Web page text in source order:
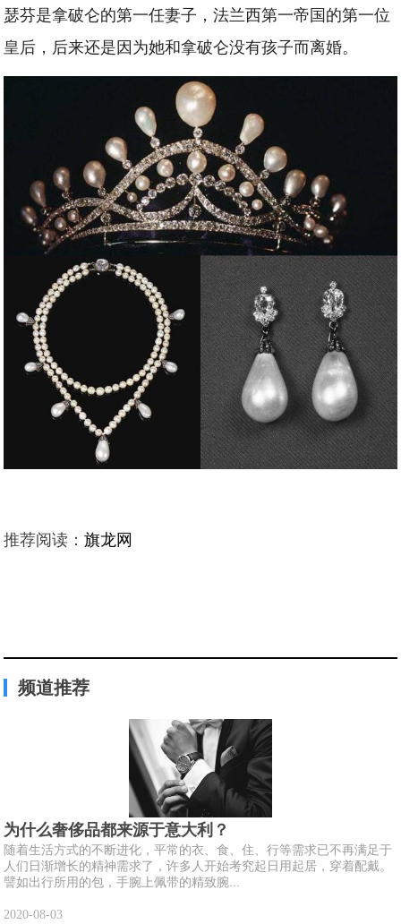
瑟芬是拿破仑的第一任妻子，法兰西第一帝国的第一位
皇后，后来还是因为她和拿破仑没有孩子而离婚。
推荐阅读：旗龙网
频道推荐
为什么奢侈品都来源于意大利？
随着生活方式的不断进化，平常的衣、食、住、行等需求已不再满足于
人们日渐增长的精神需求了，许多人开始考究起日用起居，穿着配戴。
譬如出行所用的包，手腕上佩带的精致腕...
2020-08-03